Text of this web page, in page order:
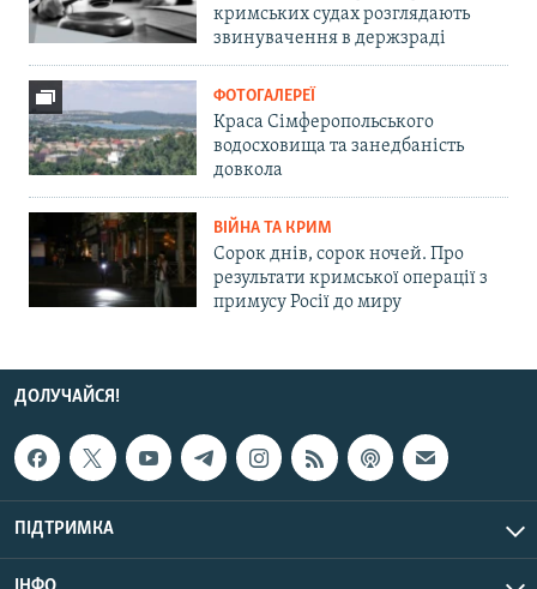
кримських судах розглядають
звинувачення в держзраді
ФОТОГАЛЕРЕЇ
Краса Сімферопольського
водосховища та занедбаність
довкола
ВІЙНА ТА КРИМ
Сорок днів, сорок ночей. Про
результати кримської операції з
примусу Росії до миру
ДОЛУЧАЙСЯ!
ПІДТРИМКА